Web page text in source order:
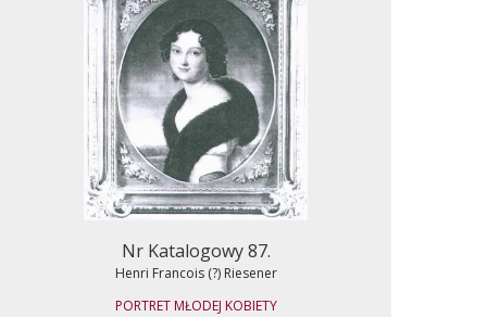
Nr Katalogowy 87.
Henri Francois (?) Riesener
PORTRET MŁODEJ KOBIETY